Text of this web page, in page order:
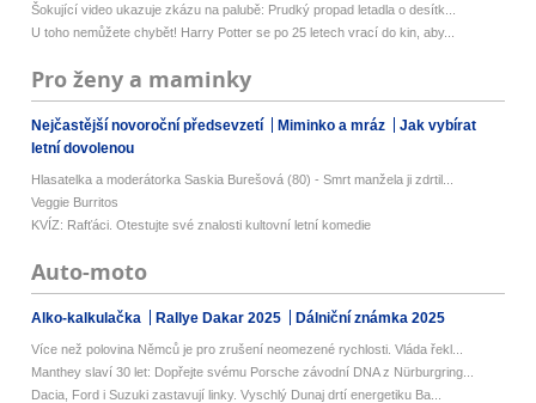
Šokující video ukazuje zkázu na palubě: Prudký propad letadla o desítk...
U toho nemůžete chybět! Harry Potter se po 25 letech vrací do kin, aby...
Pro ženy a maminky
Nejčastější novoroční předsevzetí Miminko a mráz
Jak vybírat
letní dovolenou
Hlasatelka a moderátorka Saskia Burešová (80) - Smrt manžela ji zdrtil...
Veggie Burritos
KVÍZ: Rafťáci. Otestujte své znalosti kultovní letní komedie
Auto-moto
Alko-kalkulačka Rallye Dakar 2025 Dálniční známka 2025
Více než polovina Němců je pro zrušení neomezené rychlosti. Vláda řekl...
Manthey slaví 30 let: Dopřejte svému Porsche závodní DNA z Nürburgring...
Dacia, Ford i Suzuki zastavují linky. Vyschlý Dunaj drtí energetiku Ba...